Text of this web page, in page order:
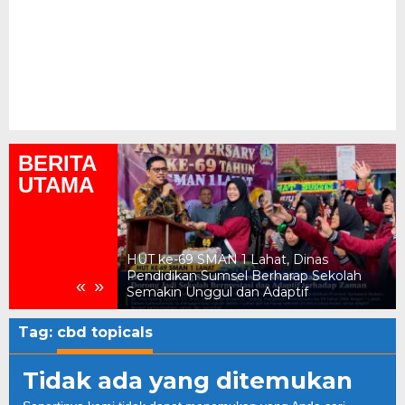
BERITA
UTAMA
« »
HUT ke-69 SMAN 1 Lahat, Dinas
Pendidikan Sumsel Berharap Sekolah
Semakin Unggul dan Adaptif
Tag: cbd topicals
Tidak ada yang ditemukan